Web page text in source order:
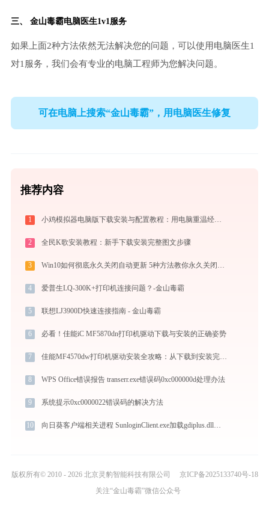
三、 金山毒霸电脑医生1v1服务
如果上面2种方法依然无法解决您的问题，可以使用电脑医生1
对1服务，我们会有专业的电脑工程师为您解决问题。
可在电脑上搜索“金山毒霸”，用电脑医生修复
推荐内容
1 小鸡模拟器电脑版下载安装与配置教程：用电脑重温经典街机与掌机游戏
2 全民K歌安装教程：新手下载安装完整图文步骤
3 Win10如何彻底永久关闭自动更新 5种方法教你永久关闭win10自动更新
4 爱普生LQ-300K+打印机连接问题？-金山毒霸
5 联想LJ3900D快速连接指南 - 金山毒霸
6 必看！佳能iC MF5870dn打印机驱动下载与安装的正确姿势
7 佳能MF4570dw打印机驱动安装全攻略：从下载到安装完全教程
8 WPS Office错误报告 transerr.exe错误码0xc000000d处理办法
9 系统提示0xc0000022错误码的解决方法
10 向日葵客户端相关进程 SunloginClient.exe加载gdiplus.dll文件丢失处理办法
版权所有© 2010 - 2026 北京灵豹智能科技有限公司
京ICP备2025133740号-18
关注“金山毒霸”微信公众号